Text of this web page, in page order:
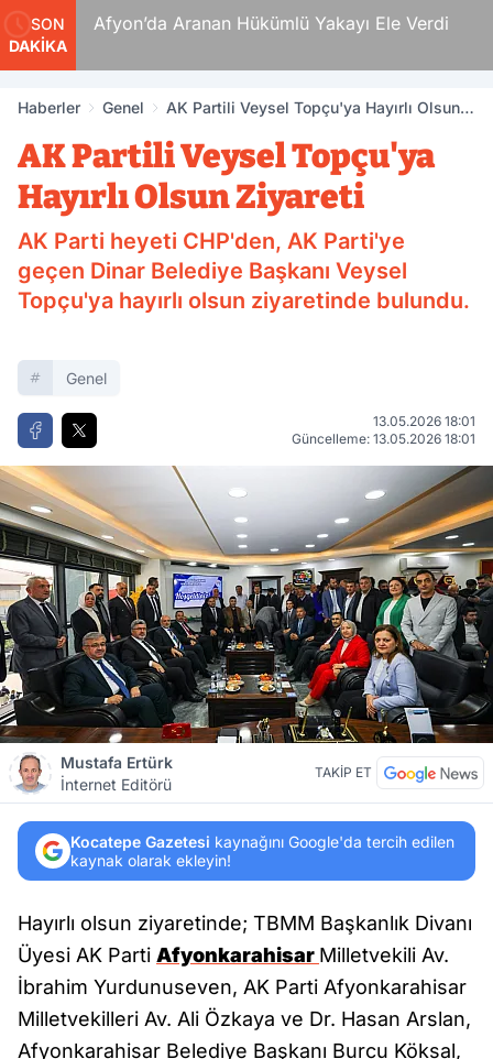
SON
DAKİKA
Aranan Hükümlü Yakayı Ele Verdi
Suikastçi
Haberler Genel
AK Partili Veysel Topçu'ya Hayırlı Olsun
AK Partili Veysel Topçu'ya
Hayırlı Olsun Ziyareti
AK Parti heyeti CHP'den, AK Parti'ye
geçen Dinar Belediye Başkanı Veysel
Topçu'ya hayırlı olsun ziyaretinde bulundu.
Genel
13.05.2026 18:01
Güncelleme: 13.05.2026 18:01
Mustafa Ertürk
İnternet Editörü
TAKİP ET
Kocatepe Gazetesi kaynağını Google'da tercih edilen
kaynak olarak ekleyin!
Hayırlı olsun ziyaretinde; TBMM Başkanlık Divanı
Üyesi AK Parti Afyonkarahisar Milletvekili Av.
İbrahim Yurdunuseven, AK Parti Afyonkarahisar
Milletvekilleri Av. Ali Özkaya ve Dr. Hasan Arslan,
Afyonkarahisar Belediye Başkanı Burcu Köksal,